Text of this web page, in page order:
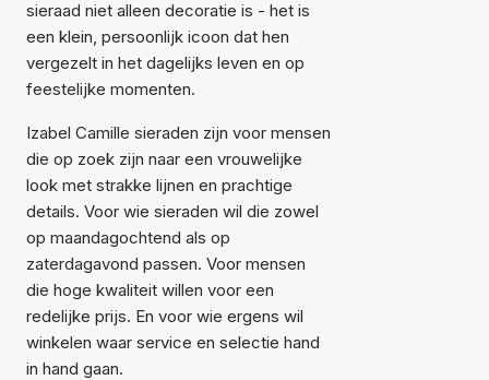
sieraad niet alleen decoratie is - het is
een klein, persoonlijk icoon dat hen
vergezelt in het dagelijks leven en op
feestelijke momenten.
Izabel Camille sieraden zijn voor mensen
die op zoek zijn naar een vrouwelijke
look met strakke lijnen en prachtige
details. Voor wie sieraden wil die zowel
op maandagochtend als op
zaterdagavond passen. Voor mensen
die hoge kwaliteit willen voor een
redelijke prijs. En voor wie ergens wil
winkelen waar service en selectie hand
in hand gaan.